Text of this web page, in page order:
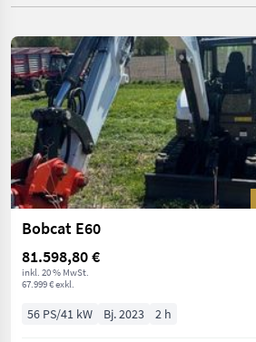
Bobcat E60
81.598,80 €
inkl. 20 % MwSt.
67.999 € exkl.
56 PS/41 kW Bj. 2023 2 h